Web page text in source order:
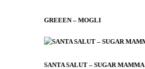
GREEEN – MOGLI
SANTA SALUT – SUGAR MAMMA